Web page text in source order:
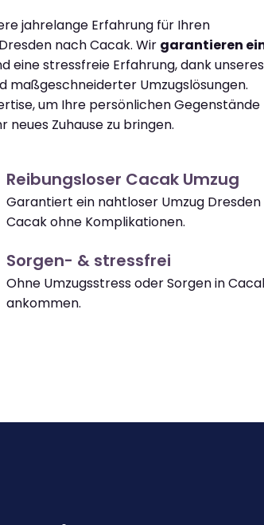
jahrelange Erfahrung für Ihren
nach Cacak. Wir garantieren
eine stressfreie Erfahrung, dank unseres
maßgeschneiderter Umzugslösungen.
um Ihre persönlichen Gegenstände
neues Zuhause zu bringen.
Reibungsloser Cacak Umzug
Garantiert ein nahtloser Umzug Dresden
Cacak ohne Komplikationen.
Sorgen- & stressfrei
Ohne Umzugsstress oder Sorgen in
ankommen.